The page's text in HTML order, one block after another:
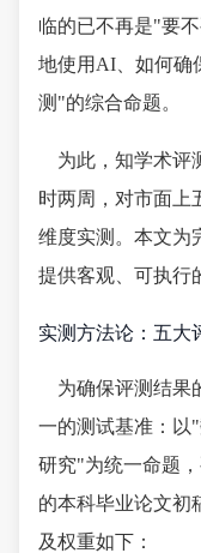
临的已不再是"要
地使用AI、如何确
测"的综合命题。
为此，知学术评
时两周，对市面上
维度实测。本文为
提供客观、可执行
实测方法论：五大
为确保评测结果
一的测试基准：以
研究"为统一命题
的本科毕业论文初
及权重如下：